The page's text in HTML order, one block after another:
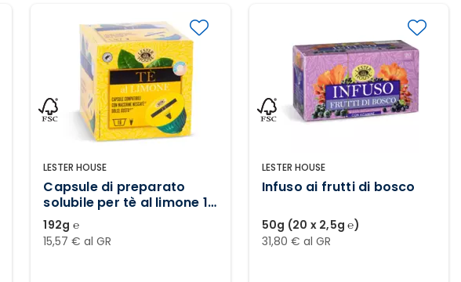
LESTER HOUSE
Capsule di preparato
solubile per tè al limone 16
pezzi
192g ℮
15,57 € al GR
LESTER HOUSE
Infuso ai frutti di bosco
50g (20 x 2,5g ℮)
31,80 € al GR